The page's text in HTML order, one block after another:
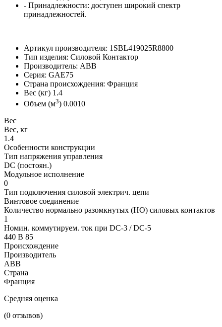
- Принадлежности: доступен широкий спектр
принадлежностей.
Артикул производителя: 1SBL419025R8800
Тип изделия: Силовой Контактор
Производитель: ABB
Серия: GAE75
Страна происхождения: Франция
Вес (кг) 1.4
Объем (м3) 0.0010
Вес
Вес, кг
1.4
Особенности конструкции
Тип напряжения управления
DC (постоян.)
Модульное исполнение
0
Тип подключения силовой электрич. цепи
Винтовое соединение
Количество нормально разомкнутых (НО) силовых контактов
1
Номин. коммутируем. ток при DC-3 / DC-5
440 В 85
Происхождение
Производитель
ABB
Страна
Франция
Средняя оценка
(0 отзывов)